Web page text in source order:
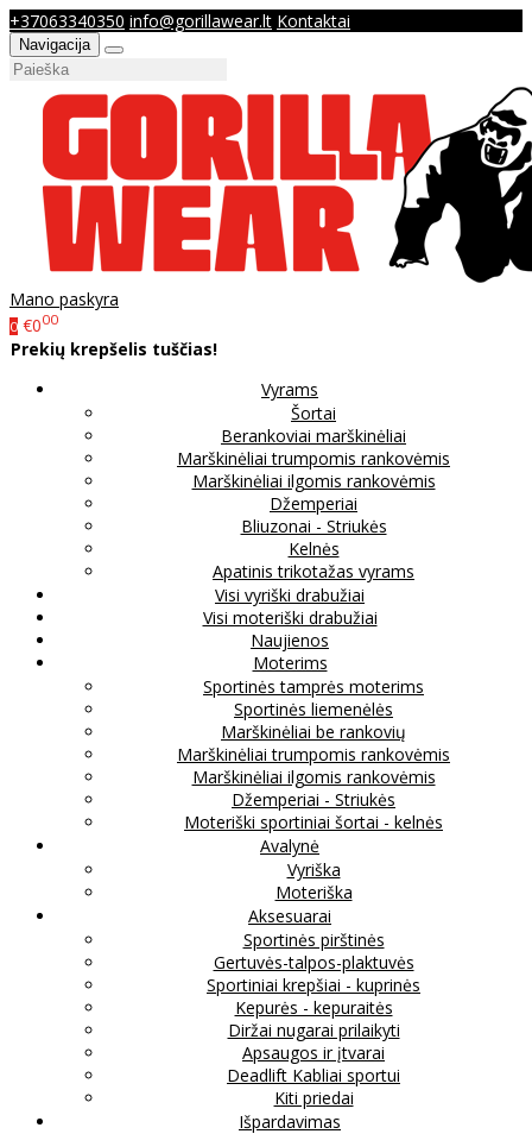
+37063340350 info@gorillawear.lt Kontaktai
Navigacija
Mano paskyra
0 €000
Prekių krepšelis tuščias!
Vyrams
Šortai
Berankoviai marškinėliai
Marškinėliai trumpomis rankovėmis
Marškinėliai ilgomis rankovėmis
Džemperiai
Bliuzonai - Striukės
Kelnės
Apatinis trikotažas vyrams
Visi vyriški drabužiai
Visi moteriški drabužiai
Naujienos
Moterims
Sportinės tamprės moterims
Sportinės liemenėlės
Marškinėliai be rankovių
Marškinėliai trumpomis rankovėmis
Marškinėliai ilgomis rankovėmis
Džemperiai - Striukės
Moteriški sportiniai šortai - kelnės
Avalynė
Vyriška
Moteriška
Aksesuarai
Sportinės pirštinės
Gertuvės-talpos-plaktuvės
Sportiniai krepšiai - kuprinės
Kepurės - kepuraitės
Diržai nugarai prilaikyti
Apsaugos ir įtvarai
Deadlift Kabliai sportui
Kiti priedai
Išpardavimas